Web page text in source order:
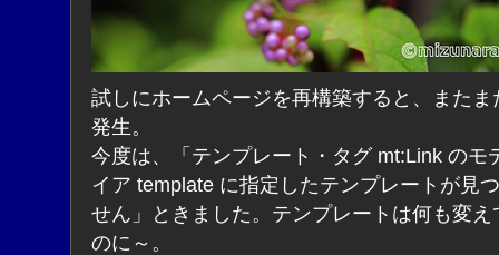
試しにホームページを再構築すると、またま
発生。
今度は、「テンプレート・タグ mt:Link のモ
イア template に指定したテンプレートが見
せん」ときました。テンプレートは何も変え
のに～。